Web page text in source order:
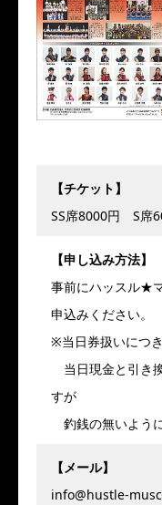
【チケット】
SS席8000円 S席
【申し込み方法】
事前にハッスル★
申込みください。
※当日券扱いにつき
当日現金と引き
すが
釣銭の無いよう
【メール】
info@hustle-